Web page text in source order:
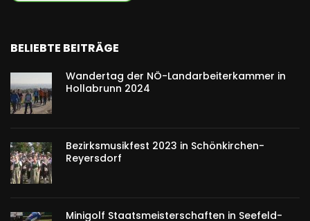
BELIEBTE BEITRÄGE
Wandertag der NÖ-Landarbeiterkammer in
Hollabrunn 2024
Bezirksmusikfest 2023 in Schönkirchen-
Reyersdorf
Minigolf Staatsmeisterschaften in Seefeld-